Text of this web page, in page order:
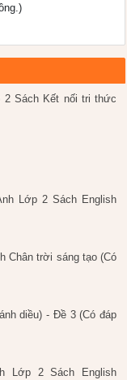
Sách Kết nối tri thức
Lớp 2 Sách English
Chân trời sáng tạo (Có
diều) - Đề 3 (Có đáp
Lớp 2 Sách English